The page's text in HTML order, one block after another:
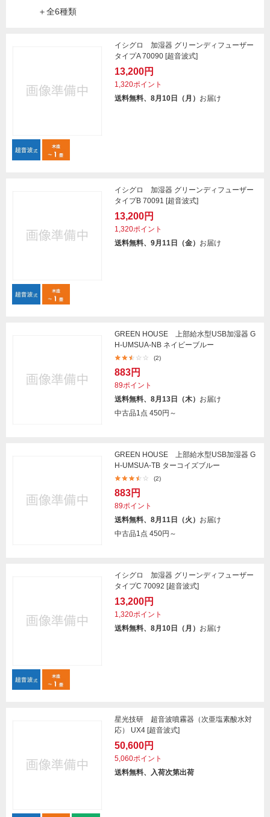
＋全6種類
イシグロ 加湿器 グリーンディフューザー
タイプA 70090 [超音波式]
13,200円
1,320ポイント
送料無料、8月10日（月） お届け
イシグロ 加湿器 グリーンディフューザー
タイプB 70091 [超音波式]
13,200円
1,320ポイント
送料無料、9月11日（金） お届け
GREEN HOUSE 上部給水型USB加湿器 G
H-UMSUA-NB ネイビーブルー
(2)
883円
89ポイント
送料無料、8月13日（木） お届け
中古品1点 450円～
GREEN HOUSE 上部給水型USB加湿器 G
H-UMSUA-TB ターコイズブルー
(2)
883円
89ポイント
送料無料、8月11日（火） お届け
中古品1点 450円～
イシグロ 加湿器 グリーンディフューザー
タイプC 70092 [超音波式]
13,200円
1,320ポイント
送料無料、8月10日（月） お届け
星光技研 超音波噴霧器（次亜塩素酸水対
応） UX4 [超音波式]
50,600円
5,060ポイント
送料無料、入荷次第出荷